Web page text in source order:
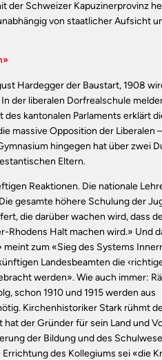
der Schweizer Kapuzinerprovinz
von staatlicher Aufsicht
Hardegger der Baustart, 1908
der liberalen Dorfrealschule
des kantonalen Parlaments erklärt
massive Opposition der Liberalen
hingegen hat über zwei
Eltern.
Reaktionen. Die nationale
gesamte höhere Schulung der
die darüber wachen wird, dass
Rhodens Halt machen wird.» Und
meint zum «Sieg des Systems
Landesbeamten die
werden». Wie auch immer:
schon 1910 und 1915 werden aus
Kirchenhistoriker Stark rühmt
der Gründer für sein Land und
der Bildung und des
des Kollegiums sei «die